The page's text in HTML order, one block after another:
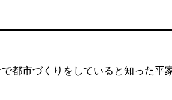
都市づくりをしていると知った平